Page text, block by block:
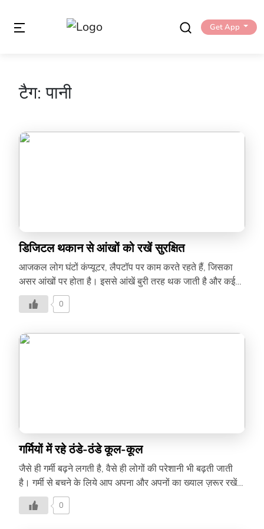
Get App
टैग:पानी
डिजिटल थकान से आंखों को रखें सुरक्षित
आजकल लोग घंटों कंप्यूटर, लैपटॉप पर काम करते रहते हैं, जिसका
असर आंखों पर होता है। इससे आंखें बुरी तरह थक जाती है और कई
बार सिरदर्द व स्ट्रैस की भी शिकायत होती है। आंखों को डिजिटल
थकान से बचाने का बेस्ट तरीका है 20-20-20 फॉर्मूला। लगातार
आना, खुजली होना, धुंधला दिखना, ड्राईनेस की समस्या आम है। यह
0
गर्मियों में रहे ठंडे-ठंडे कूल-कूल
जैसे ही गर्मी बढ़ने लगती है, वैसे ही लोगों की परेशानी भी बढ़ती जाती
है। गर्मी से बचने के लिये आप अपना और अपनों का ख्याल ज़रूर रखें
और इसलिए हम आपको कुछ ज़रूरी बाते बताने जा रहे हैं। पहनावे पर
रखें खास ध्यान – गर्मियों में घर से बाहर जाते समय हल्के रंग के कपड़े
0